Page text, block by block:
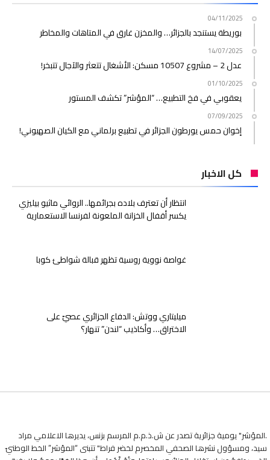
04/11/2025
بوريطة يستنجد بالجزائر… والمخزن غارق في المتاهات والمخاطر
14/07/2025
عدل 2 – مشروع 10507 مسكن: الأشغال تتعثر والآجال تتبخر!
01/10/2025
يعقوبي في فخ التطبيع… “المؤشر” تكشف المستور
07/09/2025
إخوان حمس يورطون الجزائر في تطبيع برلماني مع الكيان الصهيوني!
كل الاخبار
انتظار أن تعترف بلاده بجرائمها.. الروائي ماثيو بيليزي
يكسر أقفال الخزانة الملعونة لفرنسا الاستعمارية
غواصة نووية روسية تظهر قبالة شواطئ كوبا
ميليتاري ووتش: الدفاع الجزائري عصيّ على
الاختراق… وأكاذيب “لندن” تنهار؟
.المؤشر" يومية جزائرية تصدر عن ش.ذ.م.م المرسم بزنس، يديرها الاعلامي مراد
سيد، ومسؤول نشرها الصحفي المخصرم لخضر فراط" تتبنى “المؤشر” الخط الوطنيّ